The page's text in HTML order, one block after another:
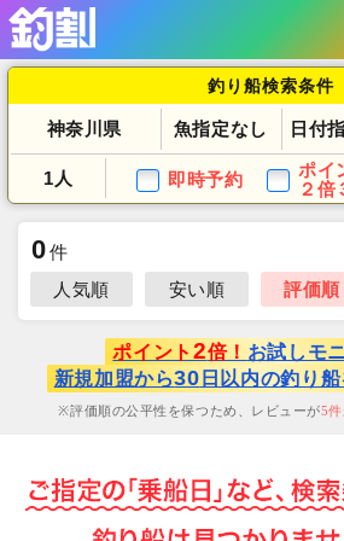
釣り船検索条件
神奈川県 魚指定なし 日付
1人 即時予約
ポイ
２倍
0件
人気順
安い順 評価順
ポイント 2倍！ お試しモ
新規加盟から30 日以内の釣り
評価順の公平性を保つため、レビューが5